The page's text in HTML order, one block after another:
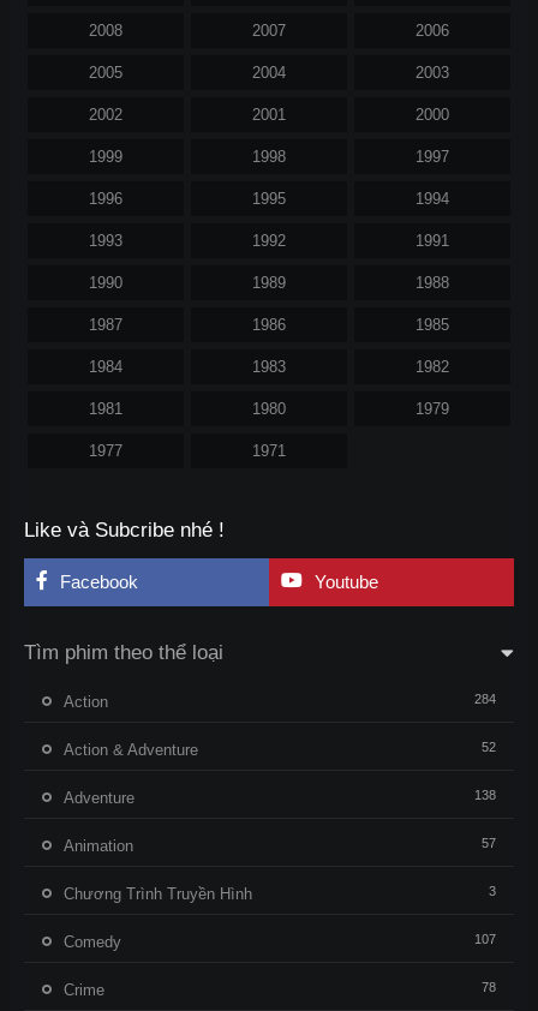
2008 2007 2006
2005 2004 2003
2002 2001 2000
1999 1998 1997
1996 1995 1994
1993 1992 1991
1990 1989 1988
1987 1986 1985
1984 1983 1982
1981 1980 1979
1977 1971
Like và Subcribe nhé !
Facebook Youtube
Tìm phim theo thể loại
Action 284
Action & Adventure 52
Adventure 138
Animation 57
Chương Trình Truyền Hình 3
Comedy 107
Crime 78